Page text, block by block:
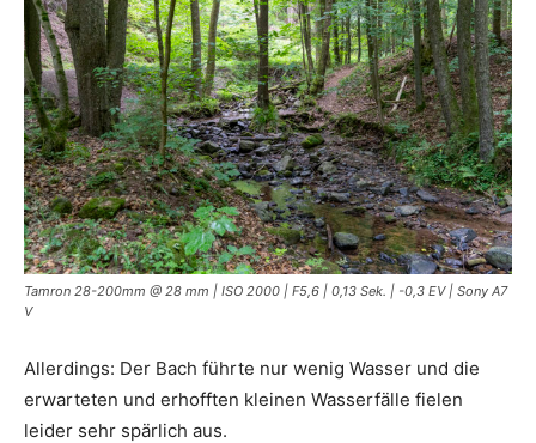
Tamron 28-200mm @ 28 mm | ISO 2000 | F5,6 | 0,13 Sek. | -0,3 EV | Sony A7
V
Allerdings: Der Bach führte nur wenig Wasser und die
erwarteten und erhofften kleinen Wasserfälle fielen
leider sehr spärlich aus.